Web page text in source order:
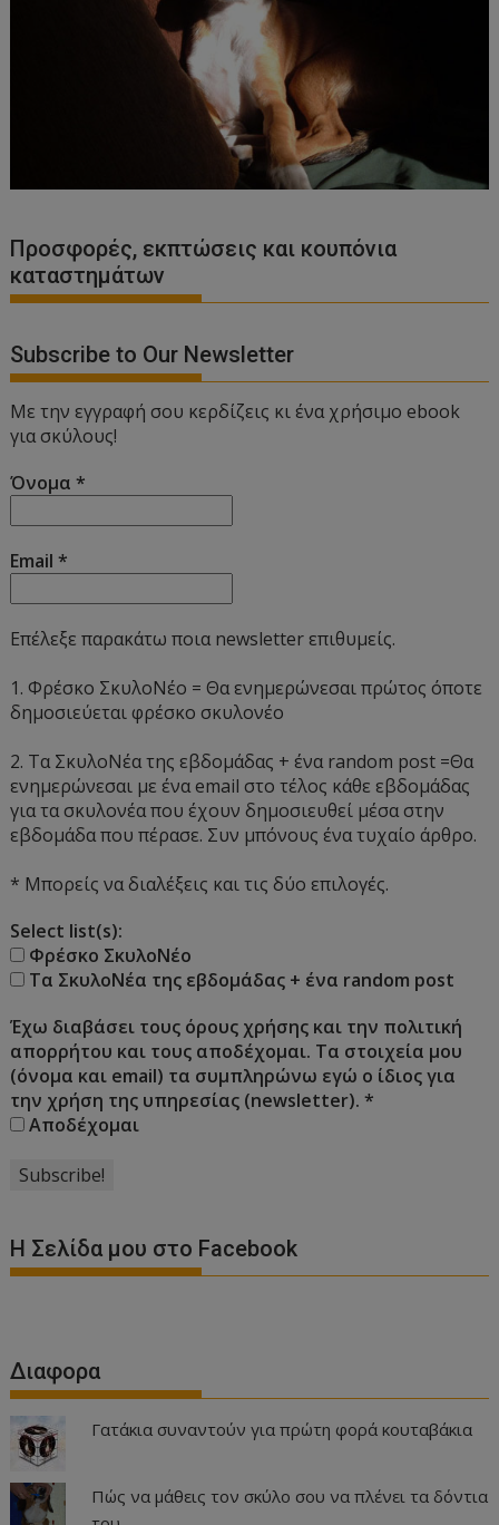
Προσφορές, εκπτώσεις και κουπόνια
καταστημάτων
Subscribe to Our Newsletter
Με την εγγραφή σου κερδίζεις κι ένα χρήσιμο ebook
για σκύλους!
Όνομα*
Email*
Επέλεξε παρακάτω ποια newsletter επιθυμείς.
1. Φρέσκο ΣκυλοΝέο = Θα ενημερώνεσαι πρώτος όποτε
δημοσιεύεται φρέσκο σκυλονέο
2. Τα ΣκυλοΝέα της εβδομάδας + ένα random post =Θα
ενημερώνεσαι με ένα email στο τέλος κάθε εβδομάδας
για τα σκυλονέα που έχουν δημοσιευθεί μέσα στην
εβδομάδα που πέρασε. Συν μπόνους ένα τυχαίο άρθρο.
* Μπορείς να διαλέξεις και τις δύο επιλογές.
Select list(s):
Φρέσκο ΣκυλοΝέο
Τα ΣκυλοΝέα της εβδομάδας + ένα random post
Έχω διαβάσει τους όρους χρήσης και την πολιτική
απορρήτου και τους αποδέχομαι. Τα στοιχεία μου
(όνομα και email) τα συμπληρώνω εγώ ο ίδιος για
την χρήση της υπηρεσίας (newsletter).*
Αποδέχομαι
Η Σελίδα μου στο Facebook
Διαφορα
Γατάκια συναντούν για πρώτη φορά κουταβάκια
Πώς να μάθεις τον σκύλο σου να πλένει τα δόντια